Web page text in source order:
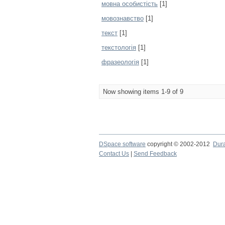
мовна особистість [1]
мовознавство [1]
текст [1]
текстологія [1]
фразеологія [1]
Now showing items 1-9 of 9
DSpace software copyright © 2002-2012
Contact Us
Send Feedback